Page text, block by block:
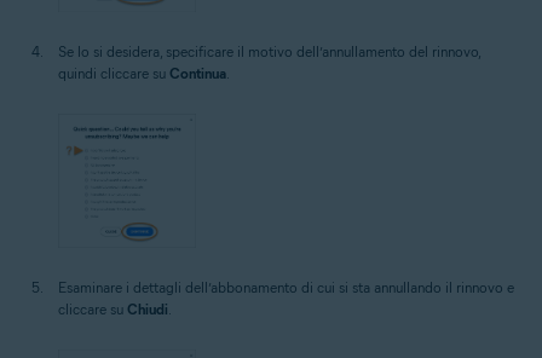
Se lo si desidera, specificare il motivo dell’annullamento del rinnovo,
quindi cliccare su Continua.
Esaminare i dettagli dell’abbonamento di cui si sta annullando il rinnovo e
cliccare su Chiudi.